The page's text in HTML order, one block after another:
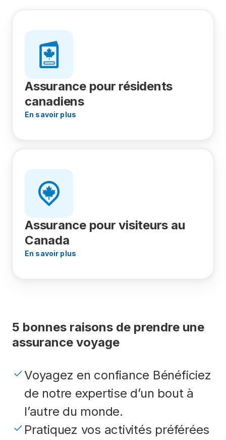
Assurance pour résidents
canadiens
En savoir plus
Assurance pour visiteurs au
Canada
En savoir plus
5 bonnes raisons de prendre une
assurance voyage
Voyagez en confiance Bénéficiez
de notre expertise d’un bout à
l’autre du monde.
Pratiquez vos activités préférées